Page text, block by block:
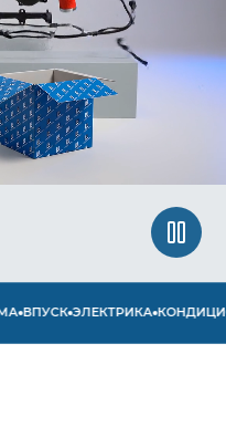
ВПУСК ЭЛЕКТРИКА